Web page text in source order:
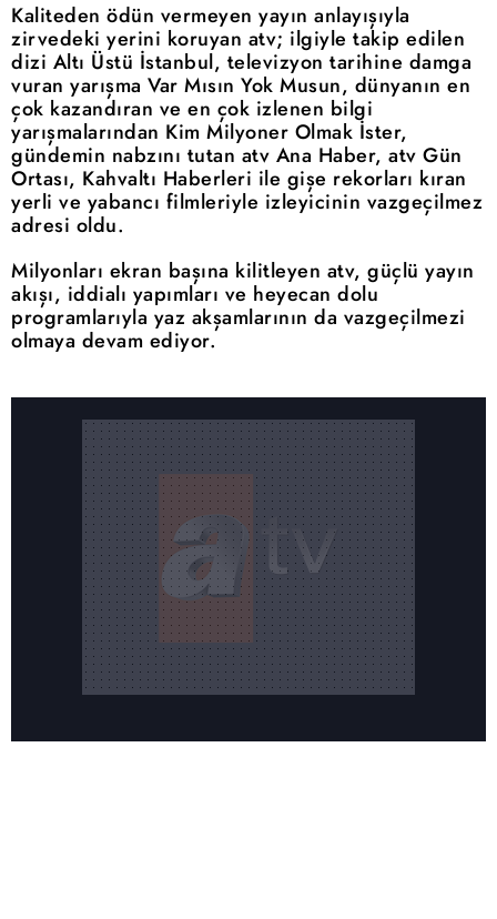
Kaliteden ödün vermeyen yayın anlayışıyla
zirvedeki yerini koruyan atv; ilgiyle takip edilen
dizi Altı Üstü İstanbul, televizyon tarihine damga
vuran yarışma Var Mısın Yok Musun, dünyanın en
çok kazandıran ve en çok izlenen bilgi
yarışmalarından Kim Milyoner Olmak İster,
gündemin nabzını tutan atv Ana Haber, atv Gün
Ortası, Kahvaltı Haberleri ile gişe rekorları kıran
yerli ve yabancı filmleriyle izleyicinin vazgeçilmez
adresi oldu.
Milyonları ekran başına kilitleyen atv, güçlü yayın
akışı, iddialı yapımları ve heyecan dolu
programlarıyla yaz akşamlarının da vazgeçilmezi
olmaya devam ediyor.